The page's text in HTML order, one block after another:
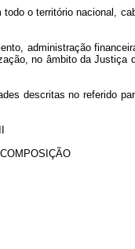
o território nacional,
administração
no âmbito da
descritas no referido